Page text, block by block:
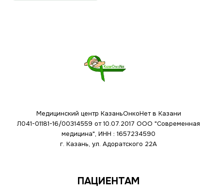
Медицинский центр КазаньОнкоНет в Казани
Л041-01181-16/00314559 от 10.07.2017 ООО "Современная
медицина", ИНН : 1657234590
г. Казань, ул. Адоратского 22А
ПАЦИЕНТАМ